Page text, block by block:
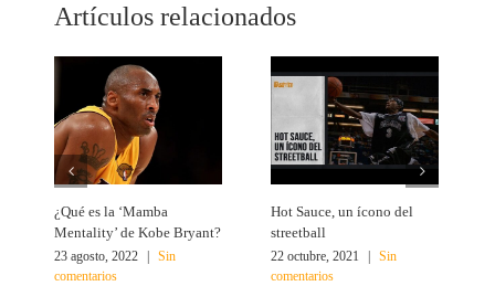
Artículos relacionados
¿Qué es la ‘Mamba
Mentality’ de Kobe Bryant?
23 agosto, 2022
Sin
comentarios
Hot Sauce, un ícono del
streetball
22 octubre, 2021
Sin
comentarios